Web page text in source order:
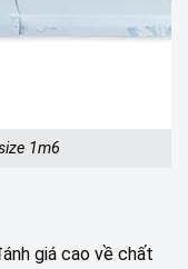
1m6
giá cao về chất